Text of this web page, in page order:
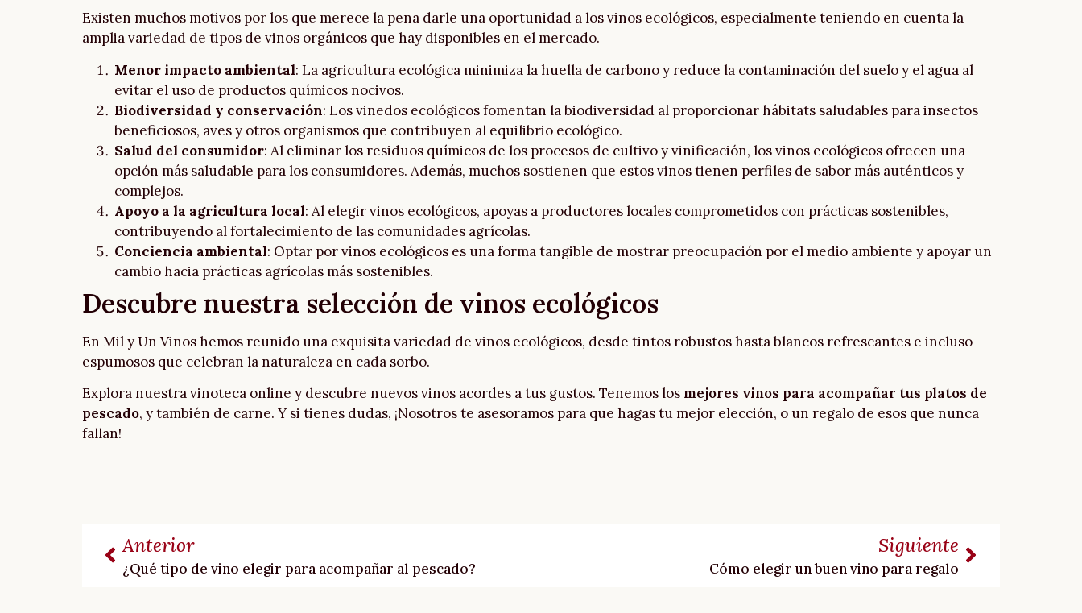
Existen muchos motivos por los que merece la pena darle una oportunidad a los vinos ecológicos, especialmente teniendo en cuenta la
amplia variedad de tipos de vinos orgánicos que hay disponibles en el mercado.
Menor impacto ambiental: La agricultura ecológica minimiza la huella de carbono y reduce la contaminación del suelo y el agua al
evitar el uso de productos químicos nocivos.
Biodiversidad y conservación: Los viñedos ecológicos fomentan la biodiversidad al proporcionar hábitats saludables para insectos
beneficiosos, aves y otros organismos que contribuyen al equilibrio ecológico.
Salud del consumidor: Al eliminar los residuos químicos de los procesos de cultivo y vinificación, los vinos ecológicos ofrecen una
opción más saludable para los consumidores. Además, muchos sostienen que estos vinos tienen perfiles de sabor más auténticos y
complejos.
Apoyo a la agricultura local: Al elegir vinos ecológicos, apoyas a productores locales comprometidos con prácticas sostenibles,
contribuyendo al fortalecimiento de las comunidades agrícolas.
Conciencia ambiental: Optar por vinos ecológicos es una forma tangible de mostrar preocupación por el medio ambiente y apoyar un
cambio hacia prácticas agrícolas más sostenibles.
Descubre nuestra selección de vinos ecológicos
En Mil y Un Vinos hemos reunido una exquisita variedad de vinos ecológicos, desde tintos robustos hasta blancos refrescantes e incluso
espumosos que celebran la naturaleza en cada sorbo.
Explora nuestra vinoteca online y descubre nuevos vinos acordes a tus gustos. Tenemos los mejores vinos para acompañar tus platos de
pescado, y también de carne. Y si tienes dudas, ¡Nosotros te asesoramos para que hagas tu mejor elección, o un regalo de esos que nunca
fallan!
Anterior
¿Qué tipo de vino elegir para acompañar al pescado?
Siguiente
Cómo elegir un buen vino para regalo